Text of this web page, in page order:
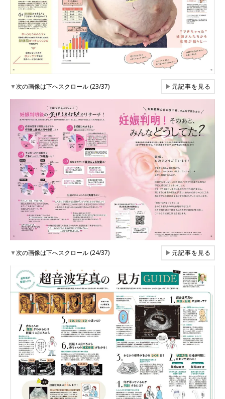
▼次の画像は下へスクロール (23/37) ▶元記事を見る
▼次の画像は下へスクロール (24/37) ▶元記事を見る